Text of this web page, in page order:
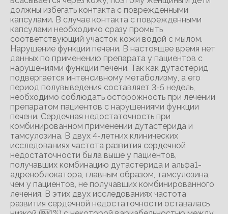
должны избегать контакта с поврежденными
капсулами. В случае контакта с поврежденными
капсулами необходимо сразу промыть
соответствующий участок кожи водой с мылом.
Нарушение функции печени. В настоящее время нет
данных по применению препарата у пациентов с
нарушениями функции печени. Так как дутастерид
подвергается интенсивному метаболизму, а его
период полувыведения составляет 3-5 недель,
необходимо соблюдать осторожность при лечении
препаратом пациентов с нарушениями функции
печени. Сердечная недостаточность при
комбинированном применении дутастерида и
тамсулозина. В двух 4-летних клинических
исследованиях частота развития сердечной
недостаточности была выше у пациентов,
получавших комбинацию дутастерида и альфа1-
адреноблокатора, главным образом, тамсулозина,
чем у пациентов, не получавших комбинированного
лечения. В этих двух исследованиях частота
развития сердечной недостаточности оставалась